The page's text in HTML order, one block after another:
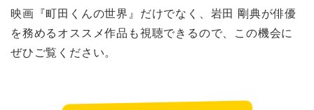
映画『町田くんの世界』だけでなく、岩田 剛典が俳優
を務めるオススメ作品も視聴できるので、この機会に
ぜひご覧ください。